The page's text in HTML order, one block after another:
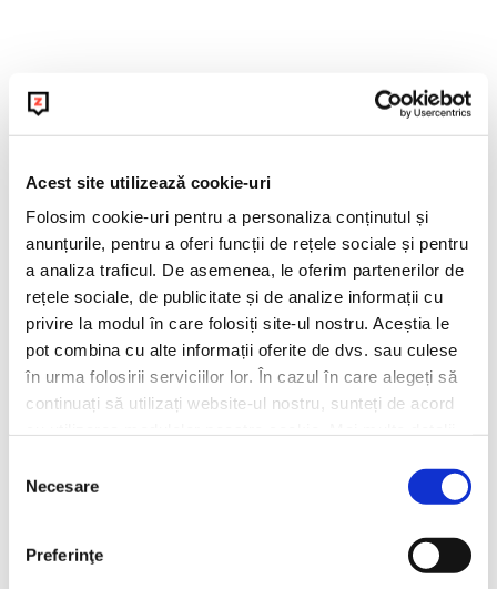
Acest site utilizează cookie-uri
Folosim cookie-uri pentru a personaliza conținutul și
anunțurile, pentru a oferi funcții de rețele sociale și pentru
a analiza traficul. De asemenea, le oferim partenerilor de
rețele sociale, de publicitate și de analize informații cu
privire la modul în care folosiți site-ul nostru. Aceștia le
pot combina cu alte informații oferite de dvs. sau culese
în urma folosirii serviciilor lor. În cazul în care alegeți să
continuați să utilizați website-ul nostru, sunteți de acord
consimțământului
Necesare
Preferinţe
La BeanZ celebram diversitatea prin
diferite!
Livrare gratuita
Pentru comenzile de peste
150 lei
30 zile retur
Ne ocupam noi de toate
detaliile.
Ne poti contacta prin email, social media sau la telefon. Tu